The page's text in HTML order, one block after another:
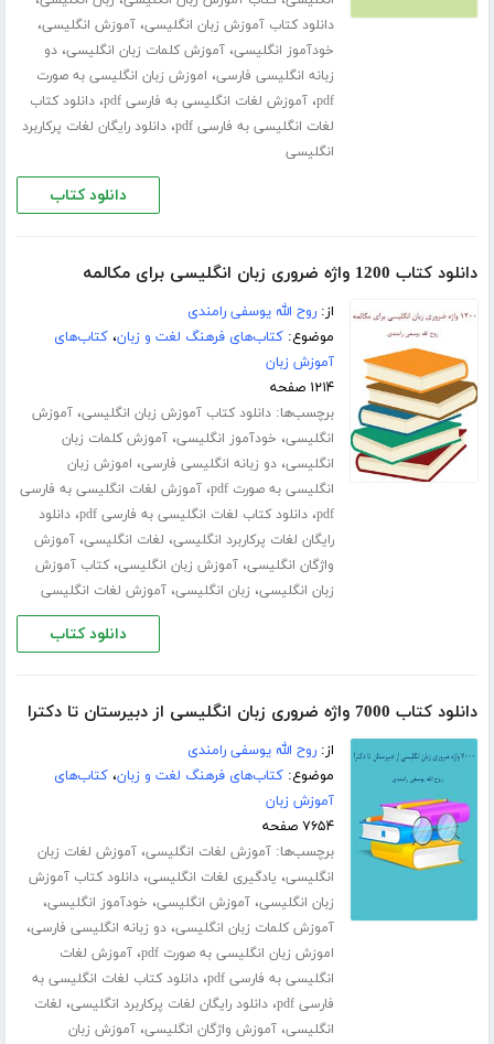
دانلود کتاب آموزش زبان انگلیسی،آموزش انگلیسی،
خودآموز انگلیسی،آموزش کلمات زبان انگلیسی،دو
زبانه انگلیسی فارسی، اموزش زبان انگلیسی به صورت
pdf،آموزش لغات انگلیسی به فارسی pdf ،دانلود کتاب
لغات انگلیسی به فارسی pdf
،دانلود رایگان لغات پرکاربرد
انگلیسی
دانلود کتاب
دانلود کتاب 1200 واژه ضروری زبان انگلیسی برای مکالمه
از:روح الله یوسفی رامندی
موضوع:کتاب‌های فرهنگ لغت و زبان،کتاب‌های
آموزش زبان
۱۲۱۴ صفحه
برچسب‌ها:دانلود کتاب آموزش زبان انگلیسی،آموزش
انگلیسی، خودآموز انگلیسی،آموزش کلمات زبان
انگلیسی،دو زبانه انگلیسی فارسی، اموزش زبان
انگلیسی به صورت pdf
،آموزش لغات انگلیسی به فارسی
pdf،دانلود کتاب لغات انگلیسی به فارسی pdf ،دانلود
رایگان لغات پرکاربرد انگلیسی، لغات انگلیسی،آموزش
واژگان انگلیسی،آموزش زبان انگلیسی،کتاب آموزش
زبان انگلیسی، زبان انگلیسی،آموزش لغات انگلیسی
دانلود کتاب
دانلود کتاب 7000 واژه ضروری زبان انگلیسی از دبیرستان تا دکترا
از:روح الله یوسفی رامندی
موضوع:کتاب‌های فرهنگ لغت و زبان،کتاب‌های
آموزش زبان
۷۶۵۴ صفحه
برچسب‌ها:آموزش لغات انگلیسی،آموزش لغات زبان
انگلیسی، یادگیری لغات انگلیسی،دانلود کتاب آموزش
زبان انگلیسی،آموزش انگلیسی، خودآموز انگلیسی،
آموزش کلمات زبان انگلیسی،دو زبانه انگلیسی فارسی،
اموزش زبان انگلیسی به صورت pdf ،آموزش لغات
انگلیسی به فارسی pdf
،دانلود کتاب لغات انگلیسی به
فارسی pdf
،دانلود رایگان لغات پرکاربرد انگلیسی، لغات
انگلیسی،آموزش واژگان انگلیسی،آموزش زبان